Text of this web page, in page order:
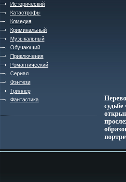
Исторический
Катастрофы
Комедия
Криминальный
Музыкальный
Обучающий
Приключения
Романтический
Сериал
Фэнтези
Триллер
Фантастика